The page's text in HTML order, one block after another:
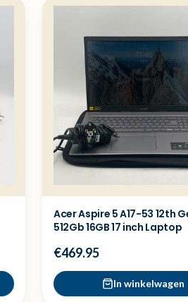
Acer Aspire 5 A17-53 12th
512Gb 16GB 17 inch Laptop
€469.95
In winkelwagen